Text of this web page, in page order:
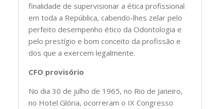
finalidade de supervisionar a ética profissional
em toda a República, cabendo-lhes zelar pelo
perfeito desempenho ético da Odontologia e
pelo prestígio e bom conceito da profissão e
dos que a exercem legalmente.
CFO provisório
No dia 30 de julho de 1965, no Rio de Janeiro,
no Hotel Glória, ocorreram o IX Congresso